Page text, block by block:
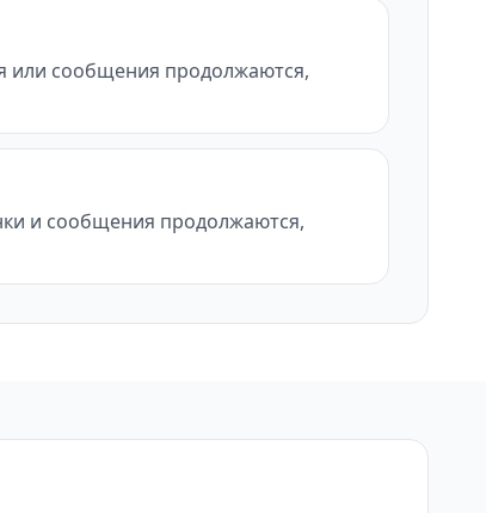
или сообщения продолжаются,
и сообщения продолжаются,